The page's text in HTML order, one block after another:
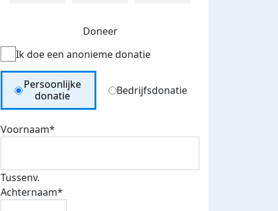
Doneer
Ik doe een anonieme donatie
Donation Type
Persoonlijke
donatie
Bedrijfsdonatie
Voornaam*
Tussenv.
Achternaam*